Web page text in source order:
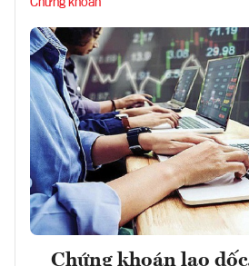
Chứng khoán
Chứng khoán lao